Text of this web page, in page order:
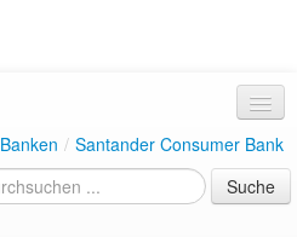
Banken / Santander Consumer Bank
Suche